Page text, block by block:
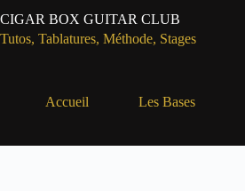
au
contenu
CIGAR BOX GUITAR CLUB
Tutos, Tablatures, Méthode, Stages
Accueil Les Bases